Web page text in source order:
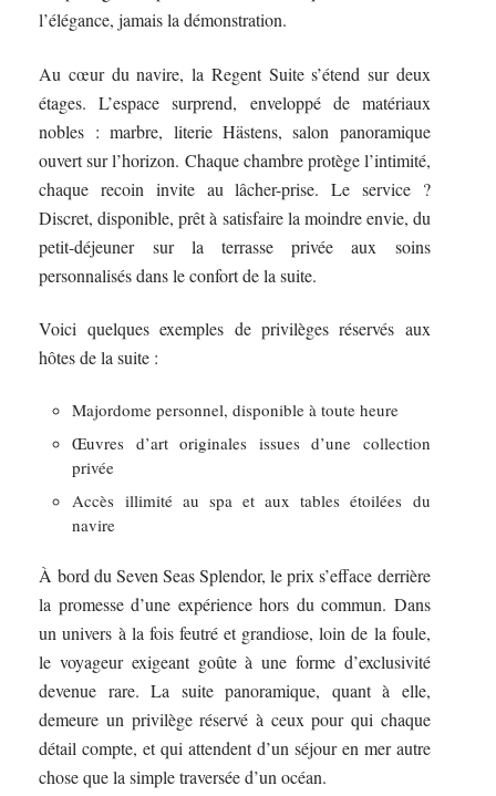
l’élégance, jamais la démonstration.
Au cœur du navire, la Regent Suite s’étend sur deux
étages. L’espace surprend, enveloppé de matériaux
nobles : marbre, literie Hästens, salon panoramique
ouvert sur l’horizon. Chaque chambre protège l’intimité,
chaque recoin invite au lâcher-prise. Le service ?
Discret, disponible, prêt à satisfaire la moindre envie, du
petit-déjeuner sur la terrasse privée aux soins
personnalisés dans le confort de la suite.
Voici quelques exemples de privilèges réservés aux
hôtes de la suite :
Majordome personnel, disponible à toute heure
Œuvres d’art originales issues d’une collection
privée
Accès illimité au spa et aux tables étoilées du
navire
À bord du Seven Seas Splendor, le prix s’efface derrière
la promesse d’une expérience hors du commun. Dans
un univers à la fois feutré et grandiose, loin de la foule,
le voyageur exigeant goûte à une forme d’exclusivité
devenue rare. La suite panoramique, quant à elle,
demeure un privilège réservé à ceux pour qui chaque
détail compte, et qui attendent d’un séjour en mer autre
chose que la simple traversée d’un océan.